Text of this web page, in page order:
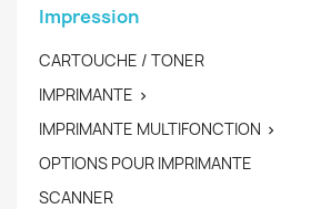
Impression
CARTOUCHE / TONER
IMPRIMANTE 
IMPRIMANTE MULTIFONCTION 
OPTIONS POUR IMPRIMANTE
SCANNER